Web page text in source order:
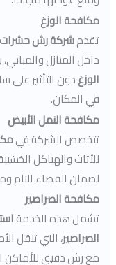
مكافحة الوزغ
تقدمشركة رش حشرات
داخل المنازل
الوزغدون التأثير على
في المكان.
مكافحة النمل الأبيض
تتخصص الشركة في
للأثاث والهياكل
لضمان القضاء التام
مكافحة الصراصير
تشمل هذه الخدمة
الصراصير، التي تنقل
مع رش دقيق للأماكن